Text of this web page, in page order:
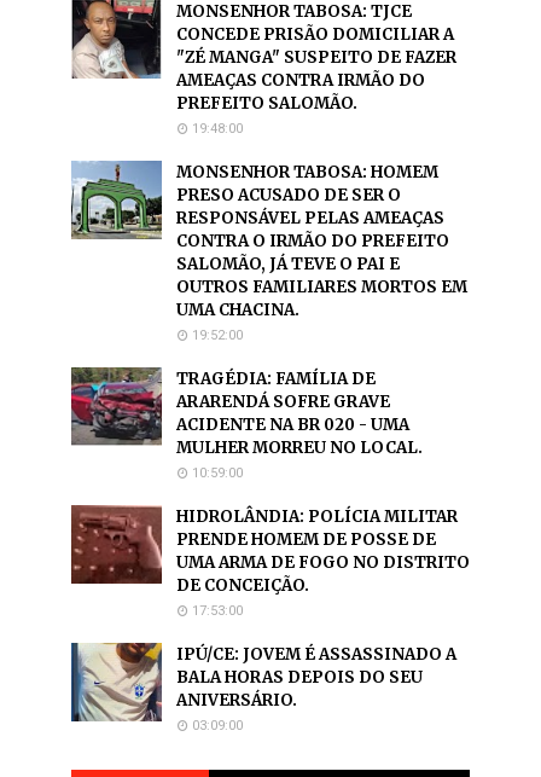
MONSENHOR TABOSA: TJCE
CONCEDE PRISÃO DOMICILIAR A
"ZÉ MANGA" SUSPEITO DE FAZER
AMEAÇAS CONTRA IRMÃO DO
PREFEITO SALOMÃO.
19:48:00
MONSENHOR TABOSA: HOMEM
PRESO ACUSADO DE SER O
RESPONSÁVEL PELAS AMEAÇAS
CONTRA O IRMÃO DO PREFEITO
SALOMÃO, JÁ TEVE O PAI E
OUTROS FAMILIARES MORTOS EM
UMA CHACINA.
19:52:00
TRAGÉDIA: FAMÍLIA DE
ARARENDÁ SOFRE GRAVE
ACIDENTE NA BR 020 - UMA
MULHER MORREU NO LOCAL.
10:59:00
HIDROLÂNDIA: POLÍCIA MILITAR
PRENDE HOMEM DE POSSE DE
UMA ARMA DE FOGO NO DISTRITO
DE CONCEIÇÃO.
17:53:00
IPÚ/CE: JOVEM É ASSASSINADO A
BALA HORAS DEPOIS DO SEU
ANIVERSÁRIO.
03:09:00